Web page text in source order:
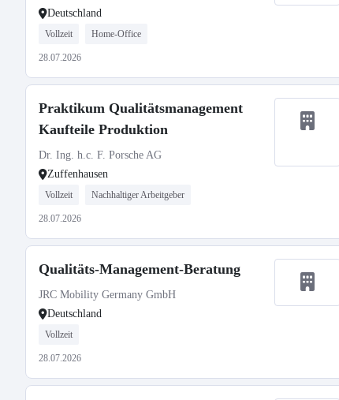
Deutschland
Vollzeit Home-Office
28.07.2026
Praktikum Qualitätsmanagement
Kaufteile Produktion
Dr. Ing. h.c. F. Porsche AG
Zuffenhausen
Vollzeit Nachhaltiger Arbeitgeber
28.07.2026
Qualitäts-Management-Beratung
JRC Mobility Germany GmbH
Deutschland
Vollzeit
28.07.2026